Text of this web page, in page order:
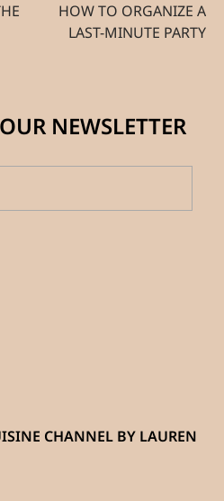
HOW TO ORGANIZE A
LAST-MINUTE PARTY
NEWSLETTER
CHANNEL BY LAUREN